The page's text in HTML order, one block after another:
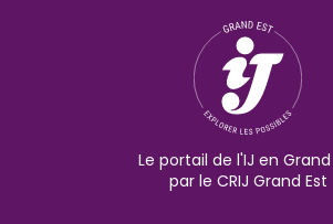
Le portail de l'IJ en Grand
par le CRIJ Grand Est